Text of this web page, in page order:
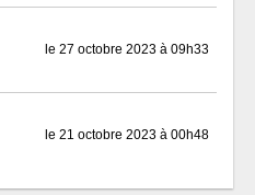
le 27 octobre 2023 à 09h33
le 21 octobre 2023 à 00h48